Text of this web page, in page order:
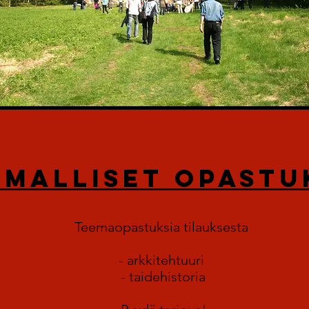
Teemaopastuksia tilauksesta
- arkkitehtuuri
- taidehistoria